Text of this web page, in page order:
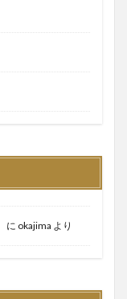
に okajima より